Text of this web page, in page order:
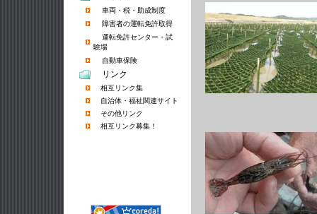
車両・税・助成制度
障害者の運転免許取得
運転免許センター・試
験場
自動車保険
リンク
相互リンク集
自治体・福祉関連サイト
その他リンク
相互リンク募集！